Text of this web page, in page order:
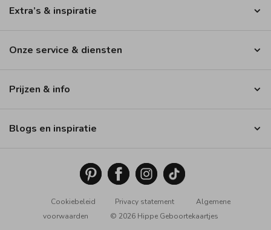
Extra’s & inspiratie
Onze service & diensten
Prijzen & info
Blogs en inspiratie
Cookiebeleid Privacy statement
Algemene
voorwaarden
© 2026 Hippe Geboortekaartjes